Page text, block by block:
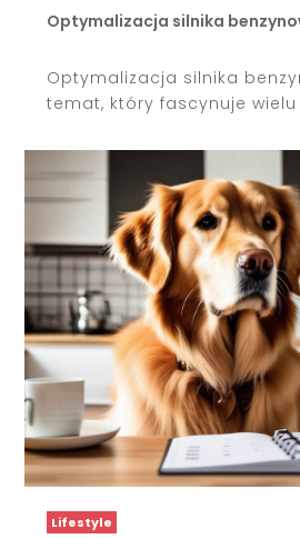
Optymalizacja silnika
Optymalizacja silnika
temat, który fascynuje wielu
Lifestyle